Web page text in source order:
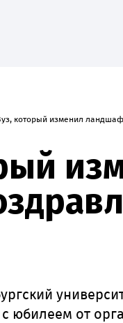
который изменил
юбилеем от